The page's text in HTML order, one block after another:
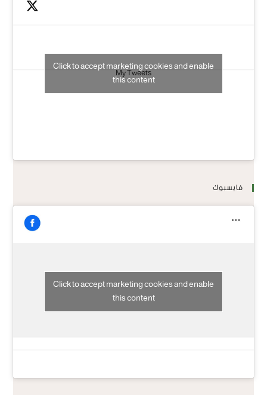
My Tweets
Click to accept marketing cookies and enable
this content
فايسبوك
Click to accept marketing cookies and enable
this content